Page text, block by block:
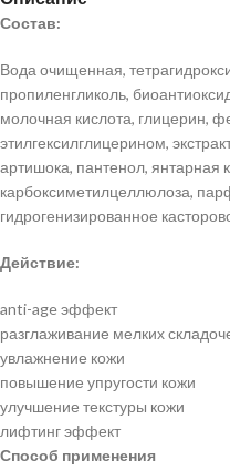
Состав:
Вода очищенная,
пропиленгликоль,
молочная кислота, глицерин,
этилгексилглицерином,
артишока, пантенол, янтарная
карбоксиметилцеллюлоза,
гидрогенизированное
Действие:
anti-age эффект
разглаживание мелких
увлажнение кожи
повышение упругости кожи
улучшение текстуры кожи
лифтинг эффект
Способ применения